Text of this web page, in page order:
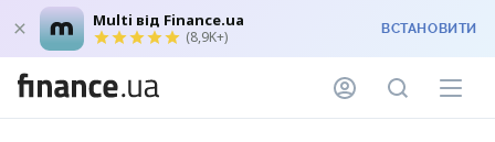
Multi від Finance.ua
(8,9K+) ВСТАНОВИТИ